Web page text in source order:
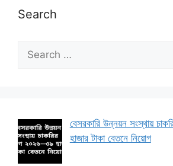
Search
for:
বেসরকারি উন্নয়ন সংস্থায়
হাজার টাকা বেতনে নিয়োগ